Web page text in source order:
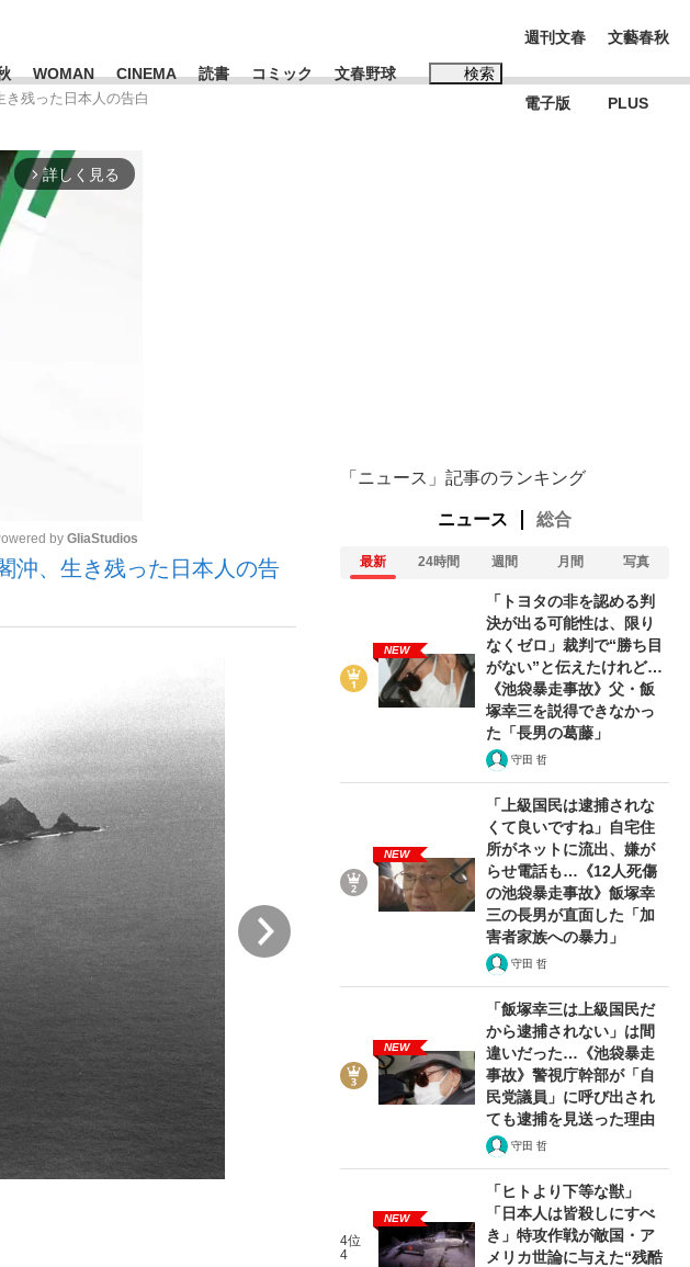
「敗因分析は一切聞かれなかった」侍ジャパン選手が証言した“NPB聞...
観る将棋、読む将棋
WOMAN CINEMA 読書 コミック 文春野球 検索
週刊文春
電子版
文藝春秋
PLUS
残った日本人の告白
arrow_forward_ios 詳しく見る
by GliaStudios
沖、生き残った日本人の告
2/5
「ニュース」記事のランキング
ニュース 総合
最新 24時間 週間 月間 写真
NEW
「トヨタの非を認める判
決が出る可能性は、限り
なくゼロ」裁判で“勝ち目
がない”と伝えたけれど…
《池袋暴走事故》父・飯
塚幸三を説得できなかっ
た「長男の葛藤」
守田 哲
NEW
「上級国民は逮捕されな
くて良いですね」自宅住
所がネットに流出、嫌が
らせ電話も…《12人死傷
の池袋暴走事故》飯塚幸
三の長男が直面した「加
害者家族への暴力」
守田 哲
NEW
「飯塚幸三は上級国民だ
から逮捕されない」は間
違いだった…《池袋暴走
事故》警視庁幹部が「自
民党議員」に呼び出され
ても逮捕を見送った理由
守田 哲
4位
4
NEW
「ヒトより下等な獣」
「日本人は皆殺しにすべ
き」特攻作戦が敵国・ア
メリカ世論に与えた“残酷